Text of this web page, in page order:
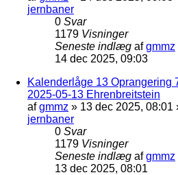
jernbaner
0 Svar
1179 Visninger
Seneste indlæg afgmmz
14 dec 2025, 09:03
Kalenderlåge 13 Oprangering
2025-05-13 Ehrenbreitstein
afgmmz » 13 dec 2025, 08:01
jernbaner
0 Svar
1179 Visninger
Seneste indlæg afgmmz
13 dec 2025, 08:01